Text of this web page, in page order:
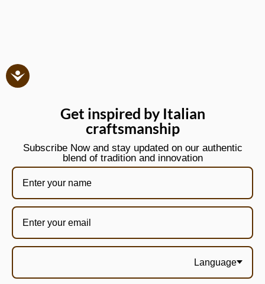
Get inspired by Italian
craftsmanship
Subscribe Now and stay updated on our authentic
blend of tradition and innovation
Language